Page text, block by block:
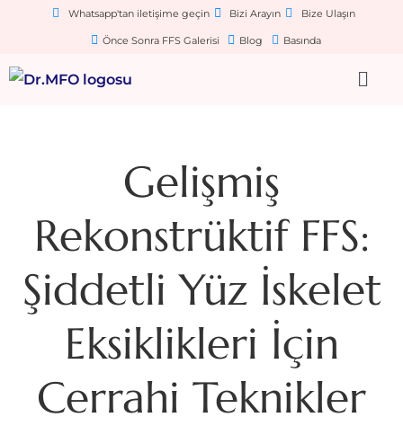
Whatsapp'tan iletişime geçin Bizi Arayın Bize Ulaşın
Önce Sonra FFS Galerisi Blog Basında
Gelişmiş
Rekonstrüktif FFS:
Şiddetli Yüz İskelet
Eksiklikleri İçin
Cerrahi Teknikler